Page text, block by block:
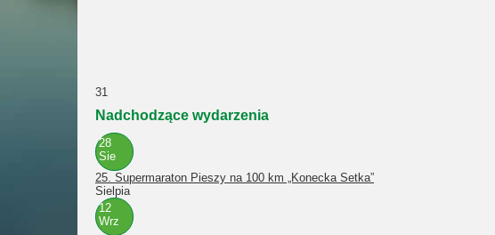
31
Nadchodzące wydarzenia
28
Sie
25. Supermaraton Pieszy na 100 km „Konecka Setka”
Sielpia
12
Wrz